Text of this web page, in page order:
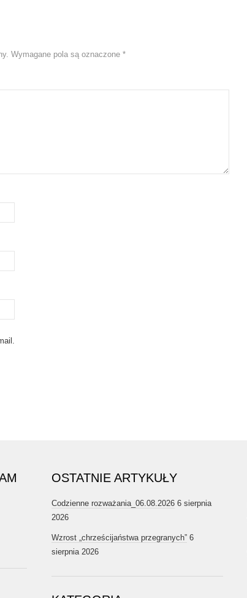
Wymagane pola są oznaczone *
OSTATNIE ARTYKUŁY
Codzienne rozważania_06.08.2026 6 sierpnia
2026
Wzrost „chrześcijaństwa przegranych” 6
sierpnia 2026